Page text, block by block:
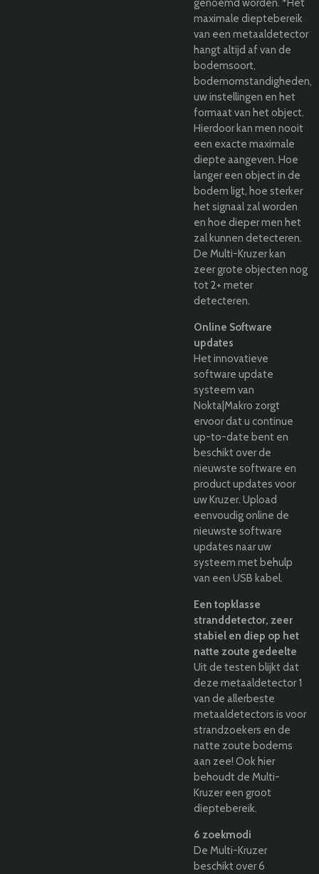
genoemd worden. *Het
maximale dieptebereik
van een metaaldetector
hangt altijd af van de
bodemsoort,
bodemomstandigheden,
uw instellingen en het
formaat van het object.
Hierdoor kan men nooit
een exacte maximale
diepte aangeven. Hoe
langer een object in de
bodem ligt, hoe sterker
het signaal zal worden
en hoe dieper men het
zal kunnen detecteren.
De Multi-Kruzer kan
zeer grote objecten nog
tot 2+ meter
detecteren.
Online Software
updates
Het innovatieve
software update
systeem van
Nokta|Makro zorgt
ervoor dat u continue
up-to-date bent en
beschikt over de
nieuwste software en
product updates voor
uw Kruzer. Upload
eenvoudig online de
nieuwste software
updates naar uw
systeem met behulp
van een USB kabel.
Een topklasse
stranddetector, zeer
stabiel en diep op het
natte zoute gedeelte
Uit de testen blijkt dat
deze metaaldetector 1
van de allerbeste
metaaldetectors is voor
strandzoekers en de
natte zoute bodems
aan zee! Ook hier
behoudt de Multi-
Kruzer een groot
dieptebereik.
6 zoekmodi
De Multi-Kruzer
beschikt over 6